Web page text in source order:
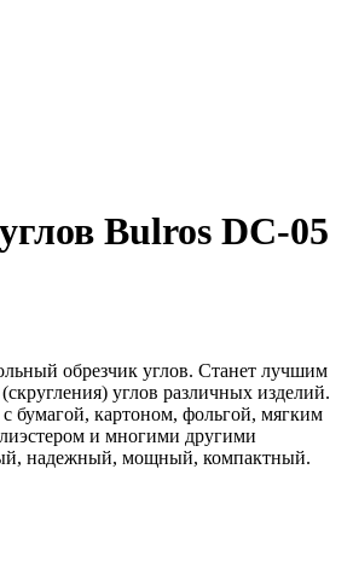
Bulros DC-05
обрезчик углов. Станет лучшим
углов различных изделий.
бумагой, картоном, фольгой, мягким
и многими другими
надежный, мощный, компактный.